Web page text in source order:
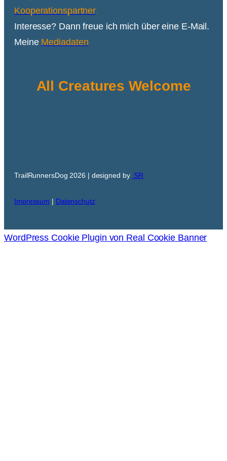
Kooperationspartner.
Interesse? Dann freue ich mich über eine E-Mail.
Meine Mediadaten
All Creatures Welcome
TrailRunnersDog 2026 | designed by SR
Impressum | Datenschutz
WordPress Cookie Plugin von Real Cookie Banner